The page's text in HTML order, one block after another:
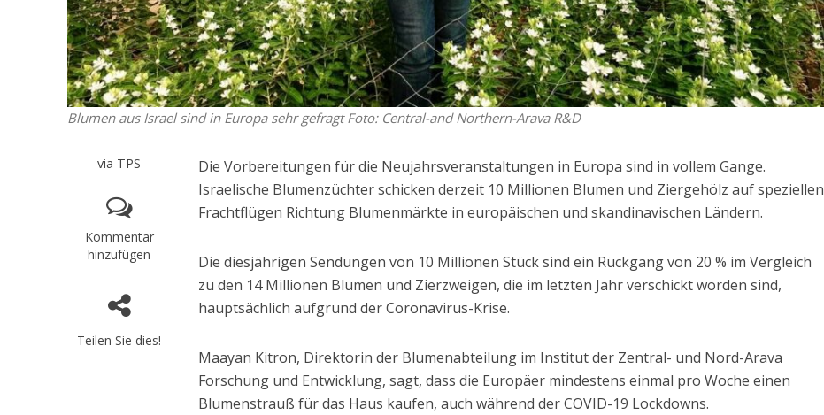
Blumen aus Israel sind in Europa sehr gefragtFoto: Central-and Northern-Arava R&D
via TPS
Kommentar
hinzufügen
Teilen Sie dies!
Die Vorbereitungen für die Neujahrsveranstaltungen in Europa sind in vollem Gange.
Israelische Blumenzüchter schicken derzeit 10 Millionen Blumen und Ziergehölz auf speziellen
Frachtflügen Richtung Blumenmärkte in europäischen und skandinavischen Ländern.
Die diesjährigen Sendungen von 10 Millionen Stück sind ein Rückgang von 20 % im Vergleich
zu den 14 Millionen Blumen und Zierzweigen, die im letzten Jahr verschickt worden sind,
hauptsächlich aufgrund der Coronavirus-Krise.
Maayan Kitron, Direktorin der Blumenabteilung im Institut der Zentral- und Nord-Arava
Forschung und Entwicklung, sagt, dass die Europäer mindestens einmal pro Woche einen
Blumenstrauß für das Haus kaufen, auch während der COVID-19 Lockdowns.